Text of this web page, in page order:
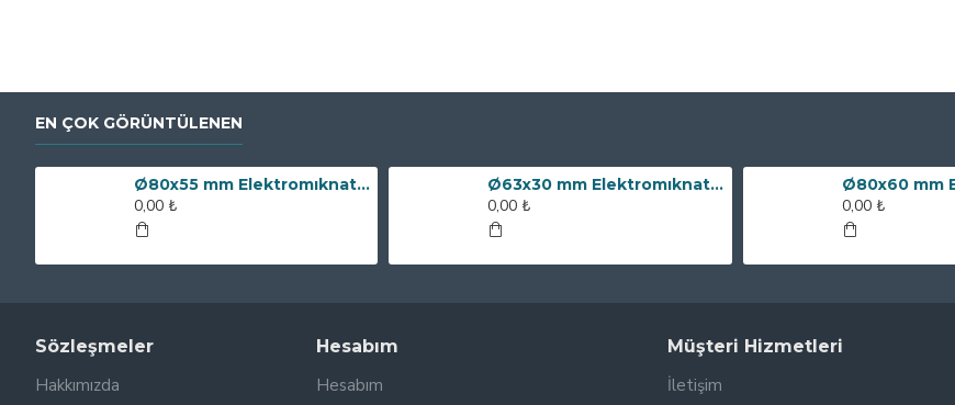
EN ÇOK GÖRÜNTÜLENEN
Ø80x55 mm Elektromıknatıs - 250 kg Çekim Gücü
0,00 ₺
Ø63x30 mm Elektromıknatıs - 100 kg Çekim Gücü
0,00 ₺ 0,00 ₺
Sözleşmeler
Hakkımızda
Hesabım
Hesabım
Müşteri Hizmetleri
İletişim